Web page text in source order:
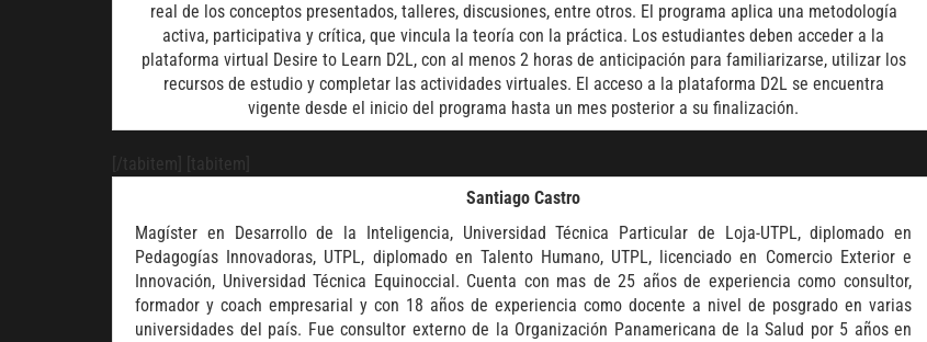
real de los conceptos presentados, talleres, discusiones, entre otros. El programa aplica una metodología
activa, participativa y crítica, que vincula la teoría con la práctica. Los estudiantes deben acceder a la
plataforma virtual Desire to Learn D2L, con al menos 2 horas de anticipación para familiarizarse, utilizar los
recursos de estudio y completar las actividades virtuales. El acceso a la plataforma D2L se encuentra
vigente desde el inicio del programa hasta un mes posterior a su finalización.
[/tabitem] [tabitem]
Santiago Castro
Magíster en Desarrollo de la Inteligencia, Universidad Técnica Particular de Loja-UTPL, diplomado en
Pedagogías Innovadoras, UTPL, diplomado en Talento Humano, UTPL, licenciado en Comercio Exterior e
Innovación, Universidad Técnica Equinoccial. Cuenta con mas de 25 años de experiencia como consultor,
formador y coach empresarial y con 18 años de experiencia como docente a nivel de posgrado en varias
universidades del país. Fue consultor externo de la Organización Panamericana de la Salud por 5 años en